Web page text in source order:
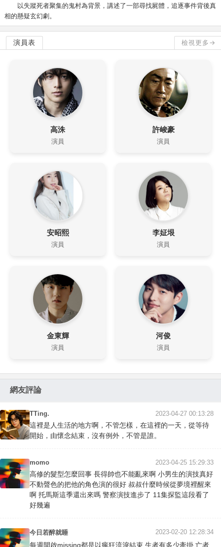
以失蹤死者聚集的鬼村為背景，講述了一部尋找屍體，追逐事件背後真
相的懸疑玄幻劇。
演員表 檢視更多→
高洙
演員
許峻豪
演員
安昭熙
演員
李姃垠
演員
金東輝
演員
河俊
演員
網友評論
TTing. 2023-04-27 00:13:28
這裡是人生活的地方啊，不管怎樣，在這裡的一天，從等待
開始，由懷念結束，沒有例外，不管是誰。
momo 2023-04-25 15:29:33
高修的髮型怎麼回事 長得帥也不能亂來啊 小男生的演技真好
不動聲色的把他的角色演的很好 叔叔什麼時候從夢境裡醒來
啊 托馬斯這季還出來嗎 警察演技進步了 11集探監這段看了
好幾遍
今日若醉就睡 2023-02-20 12:28:34
每週開啟missing都是以瘋狂流淚結束 生者有多少牽掛 亡者